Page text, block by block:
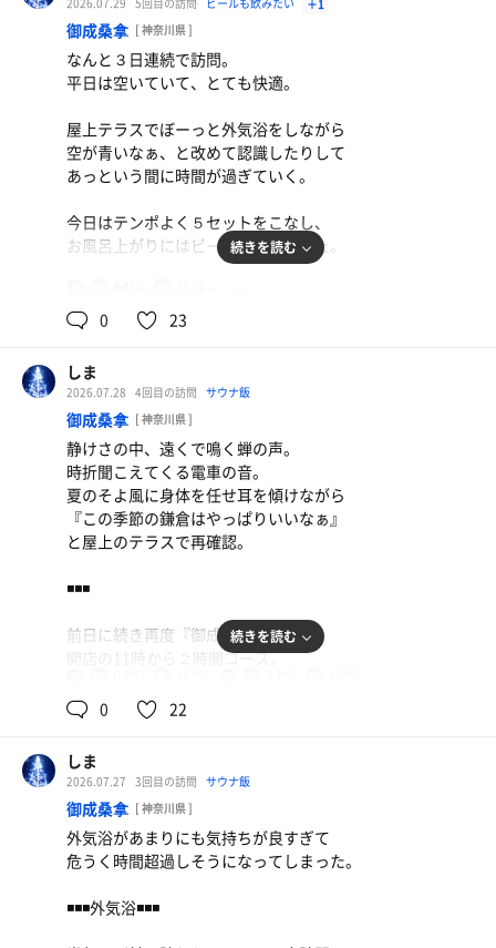
２時間で４セットを堪能。
そのあとは一階のお店でお昼ご飯して、
少し仮眠。
梅ジュース
＋1
御成桑拿 [ 神奈川県 ]
なんと３日連続で訪問。
平日は空いていて、とても快適。
屋上テラスでぼーっと外気浴をしながら
空が青いなぁ、と改めて認識したりして
あっという間に時間が過ぎていく。
今日はテンポよく５セットをこなし、
お風呂上がりにはビールをいただいた。
ここでしか味わえない夏を堪能できるので
また近いうちに訪問したい。
京都のクラフトビール。のみやすい。
水
続きを読む
0 23
しま
2026.07.28 4回目の訪問 サウナ飯
御成桑拿 [ 神奈川県 ]
静けさの中、遠くで鳴く蝉の声。
時折聞こえてくる電車の音。
夏のそよ風に身体を任せ耳を傾けながら
『この季節の鎌倉はやっぱりいいなぁ』
と屋上のテラスで再確認。
◾️◾️◾️
前日に続き再度『御成桑拿』を訪問。
開店の11時から２時間コース。
平日ということもあり、
ただ後半は自分一人のプライベート空間で
なんとも贅沢な時間を過ごせた。
屋上のテラスが最高で、
都内では味わえない静けさと
自然のそよ風に感動してしまうほど。
あっという間に４セットをこなし
続きを読む
0 22
しま
2026.07.27 3回目の訪問 サウナ飯
御成桑拿 [ 神奈川県 ]
外気浴があまりにも気持ちが良すぎて
危うく時間超過しそうになってしまった。
◾️◾️◾️外気浴◾️◾️◾️